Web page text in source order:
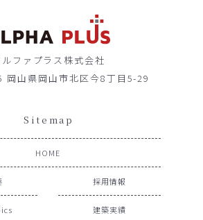
ルファプラス株式会社
岡山県岡山市北区今8丁目5-29
Sitemap
HOME
採用情報
建築実績